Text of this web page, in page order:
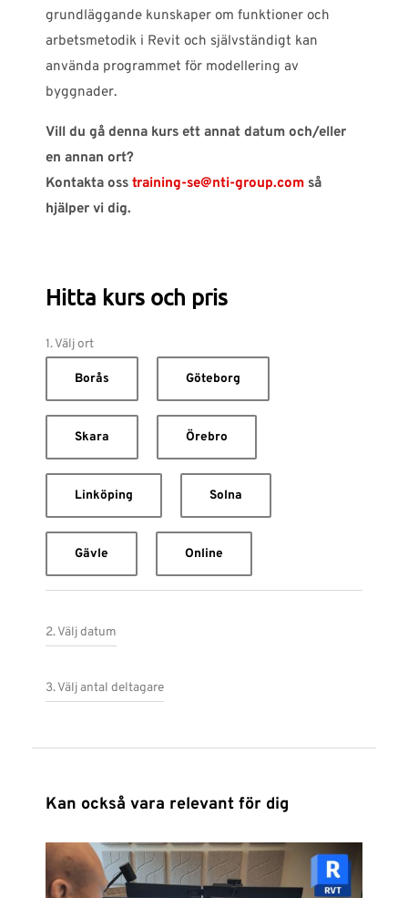
grundläggande kunskaper om funktioner och
arbetsmetodik i Revit och självständigt kan
använda programmet för modellering av
byggnader.
Vill du gå denna kurs ett annat datum och/eller
en annan ort?
Kontakta oss training-se@nti-group.com så
hjälper vi dig.
Hitta kurs och pris
1. Välj ort
Borås Göteborg
Skara Örebro
Linköping Solna
Gävle Online
2. Välj datum
3. Välj antal deltagare
Kan också vara relevant för dig